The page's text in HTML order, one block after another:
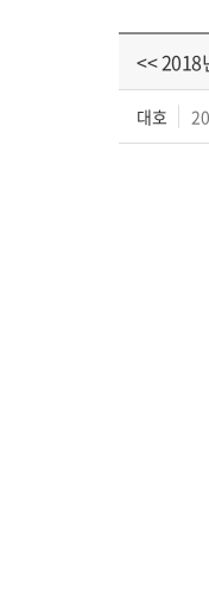
<< 2018
대호